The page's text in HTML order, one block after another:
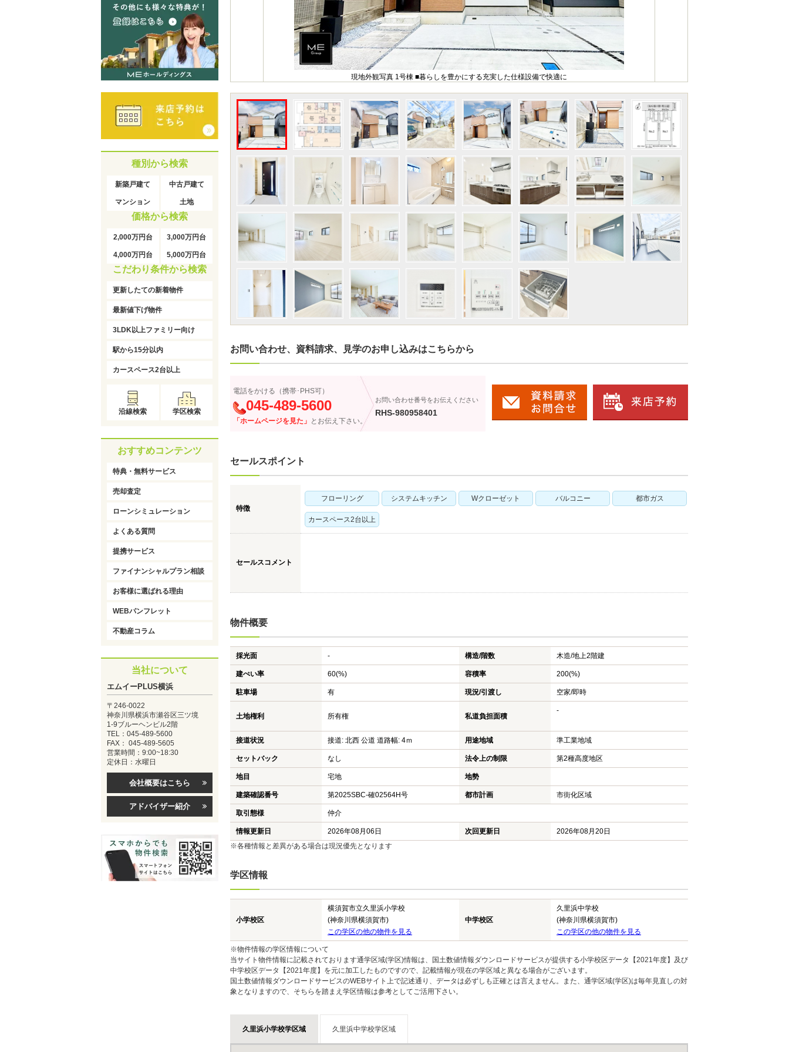
現地外観写真 1号棟 ■暮らしを豊かにする充実した仕様設備で快適に
お問い合わせ、資料請求、見学のお申し込みはこちらから
電話をかける（携帯･PHS可）
045-489-5600
「ホームページを見た」 とお伝え下さい。
お問い合わせ番号をお伝えください
RHS-980958401
セールスポイント
特徴
フローリング システムキッチン Wクローゼット バルコニー 都市ガス
カースペース2台以上
セールスコメント
物件概要
採光面 - 構造/階数 木造/地上2階建
建ぺい率 60(%) 容積率 200(%)
駐車場 有 現況/引渡し 空家/即時
土地権利 所有権 私道負担面積
-
接道状況 接道: 北西 公道 道路幅: 4ｍ 用途地域 準工業地域
セットバック なし 法令上の制限 第2種高度地区
地目 宅地 地勢
建築確認番号 第2025SBC-確02564H号 都市計画 市街化区域
取引態様 仲介
情報更新日 2026年08月06日 次回更新日
2026年08月20日
※各種情報と差異がある場合は現況優先となります
学区情報
小学校区
横須賀市立久里浜小学校
(神奈川県横須賀市)
この学区の他の物件を見る
中学校区
久里浜中学校
(神奈川県横須賀市)
この学区の他の物件を見る
※物件情報の学区情報について
当サイト物件情報に記載されております通学区域(学区)情報は、国土数値情報ダウンロードサービスが提供する小学校区データ【2021年度】及び
中学校区データ【2021年度】を元に加工したものですので、記載情報が現在の学区域と異なる場合がございます。
国土数値情報ダウンロードサービスのWEBサイト上で記述通り、データは必ずしも正確とは言えません。また、通学区域(学区)は毎年見直しの対
象となりますので、そちらを踏まえ学区情報は参考としてご活用下さい。
久里浜小学校学区域 久里浜中学校学区域
種別から検索
新築戸建て 中古戸建て
マンション 土地
価格から検索
2,000万円台 3,000万円台
4,000万円台 5,000万円台
こだわり条件から検索
更新したての新着物件
最新値下げ物件
3LDK以上ファミリー向け
駅から15分以内
カースペース2台以上
沿線検索 学区検索
おすすめコンテンツ
特典・無料サービス
売却査定
ローンシミュレーション
よくある質問
提携サービス
ファイナンシャルプラン相談
お客様に選ばれる理由
WEBパンフレット
不動産コラム
当社について
エムイーPLUS横浜
〒246-0022
神奈川県横浜市瀬谷区三ツ境
1-9ブルーヘンビル2階
TEL：045-489-5600
FAX： 045-489-5605
営業時間：9:00~18:30
定休日：水曜日
会社概要はこちら
アドバイザー紹介